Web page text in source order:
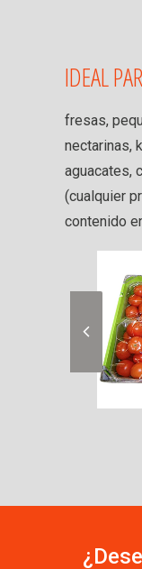
IDEAL
fresas,
nectarinas,
aguacates,
(cualquier
contenido